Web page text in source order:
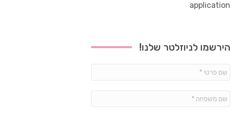
application
הירשמו לניוזלטר שלנו!
פרטי
משפחה